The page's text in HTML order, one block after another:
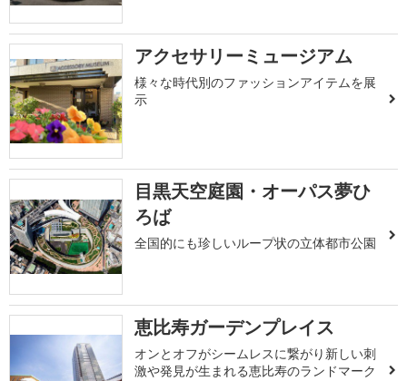
アクセサリーミュージアム
様々な時代別のファッションアイテムを展
示
目黒天空庭園・オーパス夢ひ
ろば
全国的にも珍しいループ状の立体都市公園
恵比寿ガーデンプレイス
オンとオフがシームレスに繋がり新しい刺
激や発見が生まれる恵比寿のランドマーク